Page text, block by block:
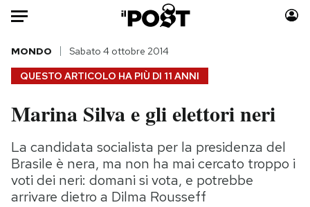
Auto
HOME
Italia
Politica
Tecnologia
Internet
Moda
Consumismi
Storie/Idee
Ok Boomer!
QUESTO ARTICOLO HA PIÙ DI 11 ANNI
MONDO Sabato 4 ottobre 2014
Marina Silva e gli elettori neri
La candidata socialista per la presidenza del
Brasile è nera, ma non ha mai cercato troppo i
voti dei neri: domani si vota, e potrebbe
arrivare dietro a Dilma Rousseff